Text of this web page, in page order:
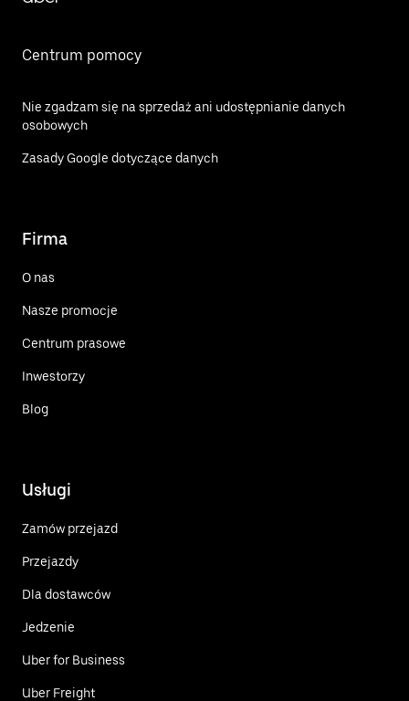
Centrum pomocy
Nie zgadzam się na sprzedaż ani udostępnianie danych
osobowych
Zasady Google dotyczące danych
Firma
O nas
Nasze promocje
Centrum prasowe
Inwestorzy
Blog
Usługi
Zamów przejazd
Przejazdy
Dla dostawców
Jedzenie
Uber for Business
Uber Freight